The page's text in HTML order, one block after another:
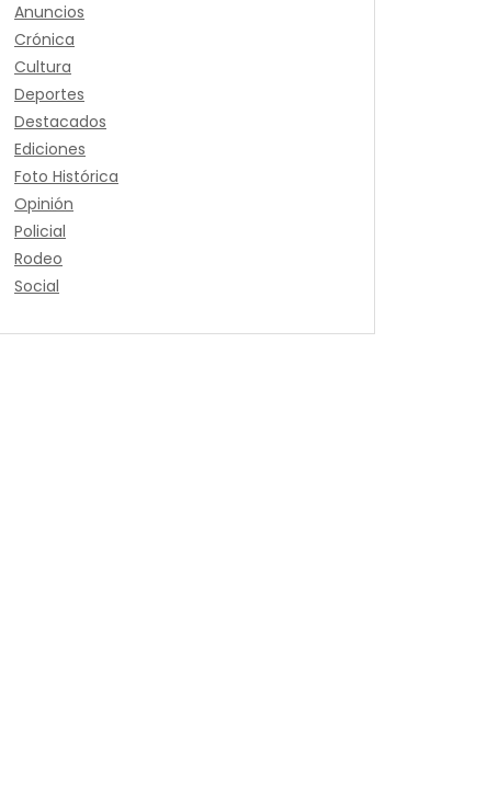
Anuncios
Crónica
Cultura
Deportes
Destacados
Ediciones
Foto Histórica
Opinión
Policial
Rodeo
Social